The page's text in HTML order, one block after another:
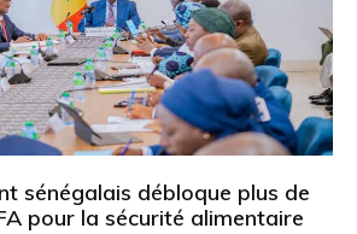
sénégalais débloque plus de
pour la sécurité alimentaire